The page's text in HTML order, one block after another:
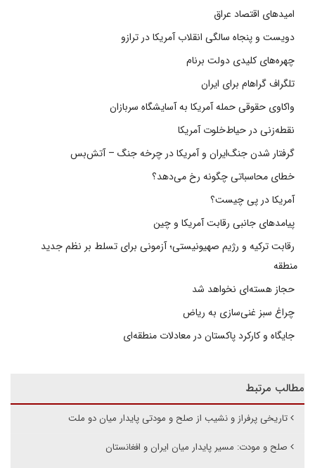
امیدهای اقتصاد عراق
دویست و پنجاه سالگی انقلاب آمریکا در ترازو
چهره‌های کلیدی دولت برنام
تلگراف گراهام برای ایران
واکاوی حقوقی حمله آمریکا به آسایشگاه سربازان
نقطه‌زنی در حیاط‌خلوت آمریکا
گرفتار شدن جنگ‌ایران و آمریکا در چرخه جنگ – آتش‌بس
خطای محاسباتی چگونه رخ می‌دهد؟
آمریکا در پی چیست؟
پیامدهای جانبی رقابت آمریکا و چین
رقابت ترکیه و رژیم صهیونیستی؛ آزمونی برای تسلط بر نظم جدید
منطقه
حجاز هسته‌ای نخواهد شد
چراغ سبز غنی‌سازی به ریاض
جایگاه و کارکرد پاکستان در معادلات منطقه‌ای
مطالب مرتبط
تاریخی پرفراز و نشیب از صلح و مودتی پایدار میان دو ملت‌
صلح و مودت: مسیر پایدار میان ایران و افغانستان